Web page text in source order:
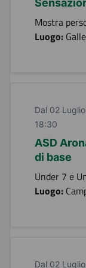
Mostra
Luogo:
Dal 02
18:30
ASD
di base
Under 7 e
Luogo:
Dal 02